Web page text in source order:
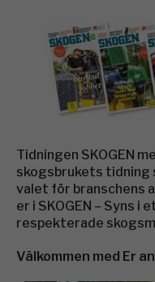
Tidningen SKOGEN
skogsbrukets tidning
valet för branschens
er i SKOGEN – Syns i
respekterade
Välkommen med Er